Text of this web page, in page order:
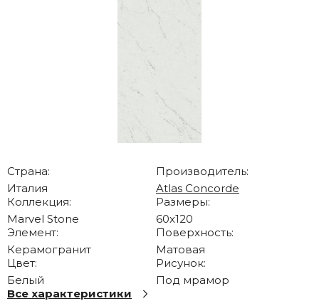
Страна:
Италия
Производитель:
Atlas Concorde
Коллекция:
Marvel Stone
Размеры:
60x120
Элемент:
Керамогранит
Поверхность:
Матовая
Цвет:
Белый
Рисунок:
Под мрамор
Все характеристики